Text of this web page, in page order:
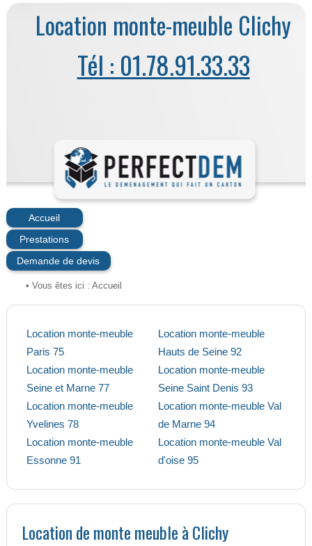
Location monte-meuble Clichy
Tél : 01.78.91.33.33
Accueil
Prestations
Demande de devis
• Vous êtes ici : Accueil
Location monte-meuble
Paris 75
Location monte-meuble
Seine et Marne 77
Location monte-meuble
Yvelines 78
Location monte-meuble
Essonne 91
Location monte-meuble
Hauts de Seine 92
Location monte-meuble
Seine Saint Denis 93
Location monte-meuble Val
de Marne 94
Location monte-meuble Val
d'oise 95
Location de monte meuble à Clichy